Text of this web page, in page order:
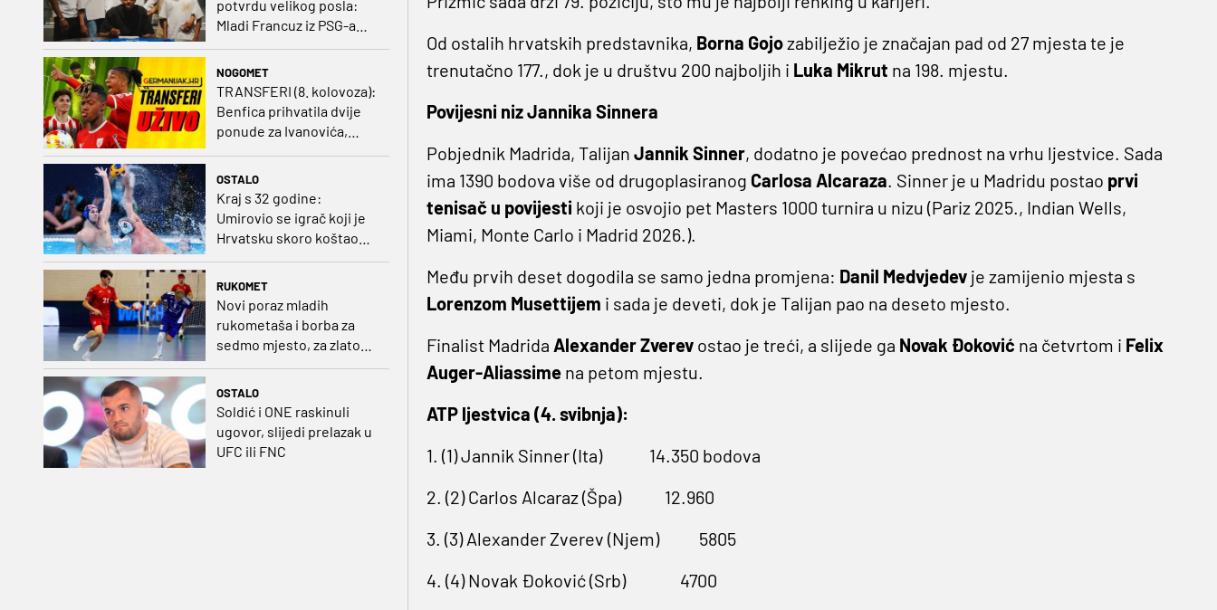
potvrdu velikog posla:
Mladi Francuz iz PSG-a
NOGOMET
TRANSFERI (8. kolovoza):
Benfica prihvatila dvije
ponude za Ivanovića,
OSTALO
Kraj s 32 godine:
Umirovio se igrač koji je
Hrvatsku skoro koštao
svjetskog zlata
RUKOMET
Novi poraz mladih
rukometaša i borba za
sedmo mjesto, za zlato
OSTALO
Soldić i ONE raskinuli
ugovor, slijedi prelazak u
UFC ili FNC
Od ostalih hrvatskih predstavnika, Borna Gojozabilježio je značajan pad od 27 mjesta te je
trenutačno 177., dok je u društvu 200 najboljih i Luka Mikrut na 198. mjestu.
Povijesni niz Jannika Sinnera
Pobjednik Madrida, Talijan Jannik Sinner, dodatno je povećao prednost na vrhu ljestvice. Sada
ima 1390 bodova više od drugoplasiranog Carlosa Alcaraza. Sinner je u Madridu postao prvi
tenisač u povijesti koji je osvojio pet Masters 1000 turnira u nizu (Pariz 2025., Indian Wells,
Miami, Monte Carlo i Madrid 2026.).
Među prvih deset dogodila se samo jedna promjena: Danil Medvjedevje zamijenio mjesta s
Lorenzom Musettijem i sada je deveti, dok je Talijan pao na deseto mjesto.
Finalist Madrida Alexander Zverevostao je treći, a slijede ga Novak Đoković na četvrtom i Felix
Auger-Aliassimena petom mjestu.
ATP ljestvica (4. svibnja):
1. (1) Jannik Sinner (Ita)
14.350 bodova
2. (2) Carlos Alcaraz (Špa)
12.960
3. (3) Alexander Zverev (Njem)
5805
4. (4) Novak Đoković (Srb)
4700